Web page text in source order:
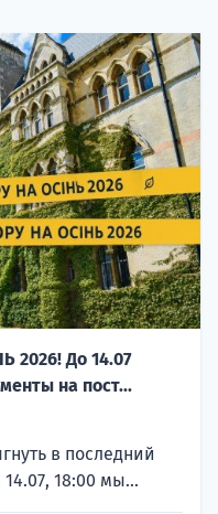
2026! До 14.07
на пост...
в последний
14.07, 18:00 мы...